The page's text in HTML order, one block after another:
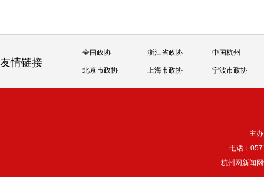
友情链接
全国政协 浙江省政协 中国杭州
北京市政协 上海市政协 宁波市政协
主
电话：
杭州网新闻